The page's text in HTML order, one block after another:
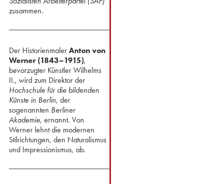
zusammen.
Der Historienmaler Anton von
Werner (1843–1915),
bevorzugter Künstler Wilhelms
II., wird zum Direktor der
Hochschule für die bildenden
Künste in Berlin, der
sogenannten Berliner
Akademie, ernannt. Von
Werner lehnt die modernen
Stilrichtungen, den Naturalismus
und Impressionismus, ab.